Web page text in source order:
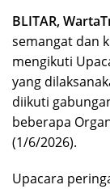
BLITAR,
semangat dan
mengikuti
yang
diikuti
beberapa
(1/6/2026).
Upacara